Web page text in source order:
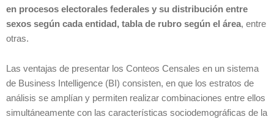
en procesos electorales federales y su distribución entre
sexos según cada entidad, tabla de rubro según el área, entre
otras.
Las ventajas de presentar los Conteos Censales en un sistema
de Business Intelligence (BI) consisten, en que los estratos de
análisis se amplían y permiten realizar combinaciones entre ellos
simultáneamente con las características sociodemográficas de la